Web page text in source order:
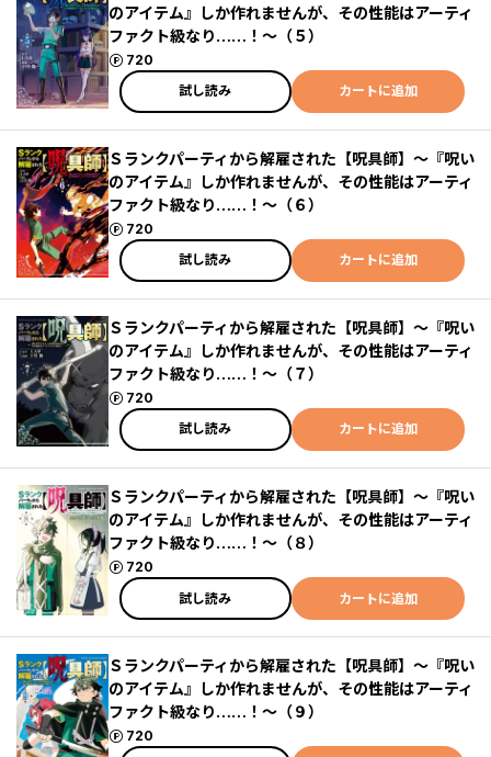
のアイテム』しか作れませんが、その性能はアーティ
ファクト級なり……！～（５）
720
ポイント
試し読み
カートに追加
Ｓランクパーティから解雇された【呪具師】～『呪い
のアイテム』しか作れませんが、その性能はアーティ
ファクト級なり……！～（６）
720
ポイント
試し読み
カートに追加
Ｓランクパーティから解雇された【呪具師】～『呪い
のアイテム』しか作れませんが、その性能はアーティ
ファクト級なり……！～（７）
720
ポイント
試し読み
カートに追加
Ｓランクパーティから解雇された【呪具師】～『呪い
のアイテム』しか作れませんが、その性能はアーティ
ファクト級なり……！～（８）
720
ポイント
試し読み
カートに追加
Ｓランクパーティから解雇された【呪具師】～『呪い
のアイテム』しか作れませんが、その性能はアーティ
ファクト級なり……！～（９）
720
ポイント